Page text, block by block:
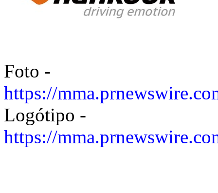
Foto -
https://
Logótipo -
https://